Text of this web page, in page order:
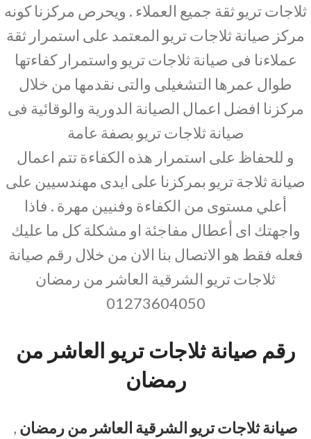
ثلاجات تريو ثقة جميع العملاء . ويحرص مركزنا كونه
مركز صيانة ثلاجات تريو المعتمد على استمرار ثقة
عملاءنا فى صيانة ثلاجات تريو واستمرار كفاءتها
طوال عمرها التشغيلى والتى نقدمها من خلال
مركزنا افضل اعمال الصيانة الدورية والوقائية فى
صيانة ثلاجات تريو بصفة عامة
و للحفاظ على استمرار هذه الكفاءة تتم اعمال
صيانة ثلاجة تريو بمركزنا على ايدى مهندسيين على
أعلي مستوى من الكفاءة وفنيين مهرة . فاذا
واجهتك اى أعطال مفاجئة او مشكلة كل ما عليك
فعله فقط هو الاتصال بنا الان من خلال رقم صيانة
ثلاجات تريو الشرقية العاشر من رمضان
01273604050
رقم صيانة ثلاجات تريو العاشر من
رمضان
صيانة ثلاجات تريو الشرقية العاشر من رمضان ,